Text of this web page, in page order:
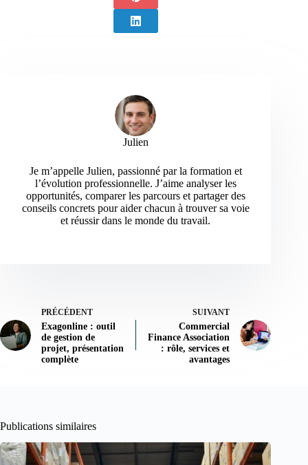
Julien
Je m’appelle Julien, passionné par la formation et
l’évolution professionnelle. J’aime analyser les
opportunités, comparer les parcours et partager des
conseils concrets pour aider chacun à trouver sa voie
et réussir dans le monde du travail.
PRÉCÉDENT
Exagonline : outil
de gestion de
projet, présentation
complète
SUIVANT
Commercial
Finance Association
: rôle, services et
avantages
Publications similaires